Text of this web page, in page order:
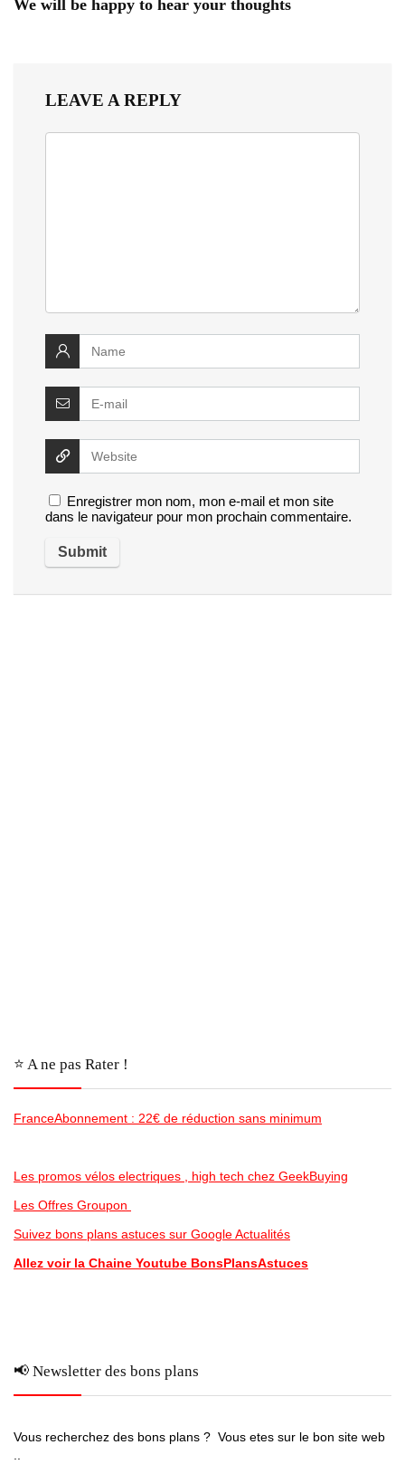
We will be happy to hear your thoughts
LEAVE A REPLY
Enregistrer mon nom, mon e-mail et mon site
dans le navigateur pour mon prochain commentaire.
⭐️ A ne pas Rater !
FranceAbonnement : 22€ de réduction sans minimum
Les promos vélos electriques , high tech chez GeekBuying
Les Offres Groupon
Suivez bons plans astuces sur Google Actualités
Allez voir la Chaine Youtube BonsPlansAstuces
📢 Newsletter des bons plans
Vous recherchez des bons plans ? Vous etes sur le bon site web